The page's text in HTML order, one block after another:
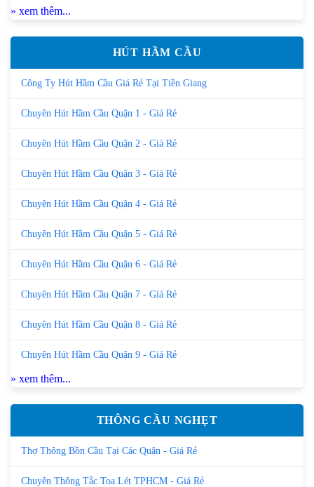
» xem thêm...
HÚT HẦM CẦU
Công Ty Hút Hầm Cầu Giá Rẻ Tại Tiền Giang
Chuyên Hút Hầm Cầu Quận 1 - Giá Rẻ
Chuyên Hút Hầm Cầu Quận 2 - Giá Rẻ
Chuyên Hút Hầm Cầu Quận 3 - Giá Rẻ
Chuyên Hút Hầm Cầu Quận 4 - Giá Rẻ
Chuyên Hút Hầm Cầu Quận 5 - Giá Rẻ
Chuyên Hút Hầm Cầu Quận 6 - Giá Rẻ
Chuyên Hút Hầm Cầu Quận 7 - Giá Rẻ
Chuyên Hút Hầm Cầu Quận 8 - Giá Rẻ
Chuyên Hút Hầm Cầu Quận 9 - Giá Rẻ
» xem thêm...
THÔNG CẦU NGHẸT
Thợ Thông Bồn Cầu Tại Các Quận - Giá Rẻ
Chuyên Thông Tắc Toa Lét TPHCM - Giá Rẻ